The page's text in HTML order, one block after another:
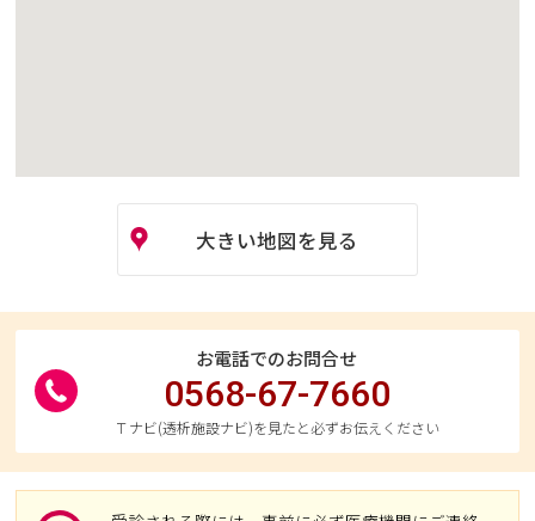
大きい地図を見る
お電話でのお問合せ
0568-67-7660
Ｔナビ(透析施設ナビ)を見たと必ずお伝えください